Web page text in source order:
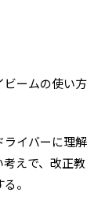
ビームの使い方
ライバーに理解
えで、改正教
。